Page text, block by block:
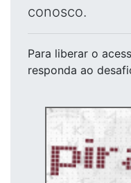
conosco.
Para liberar o
responda ao